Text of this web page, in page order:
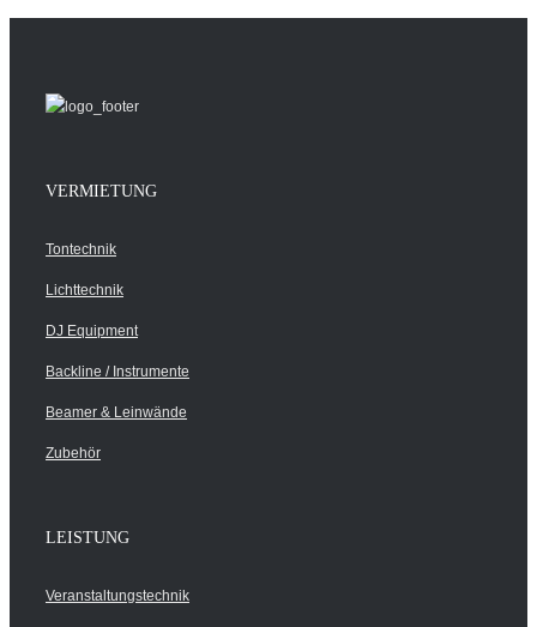
VERMIETUNG
Tontechnik
Lichttechnik
DJ Equipment
Backline / Instrumente
Beamer & Leinwände
Zubehör
LEISTUNG
Veranstaltungstechnik